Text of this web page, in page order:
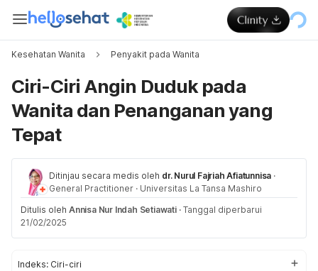
Kesehatan Wanita Penyakit pada Wanita
Ciri-Ciri Angin Duduk pada
Wanita dan Penanganan yang
Tepat
Ditinjau secara medis oleh dr. Nurul Fajriah Afiatunnisa ·
General Practitioner · Universitas La Tansa Mashiro
Ditulis oleh Annisa Nur Indah Setiawati · Tanggal diperbarui
21/02/2025
Indeks: Ciri-ciri